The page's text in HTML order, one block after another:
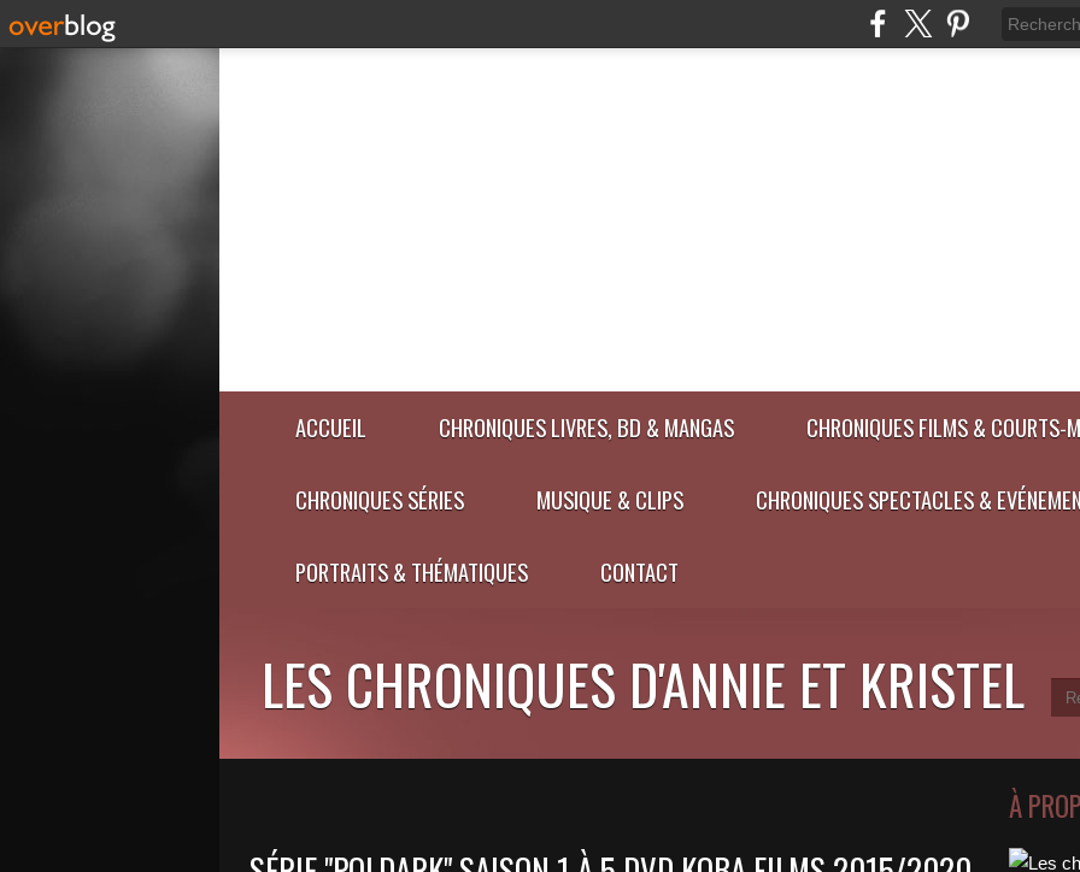
ACCUEIL CHRONIQUES LIVRES, BD & MANGAS CHRONIQUES FILMS & COURTS-
CHRONIQUES SÉRIES MUSIQUE & CLIPS CHRONIQUES SPECTACLES &
PORTRAITS & THÉMATIQUES CONTACT
LES CHRONIQUES D'ANNIE ET KRISTEL
À